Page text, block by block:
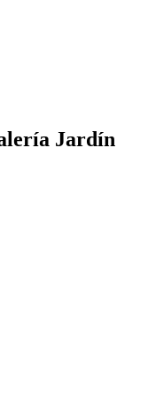
Jardín